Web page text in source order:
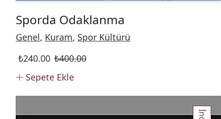
Sporda Odaklanma
Genel, Kuram, Spor Kültürü
₺400.00
₺240.00
Sepete Ekle